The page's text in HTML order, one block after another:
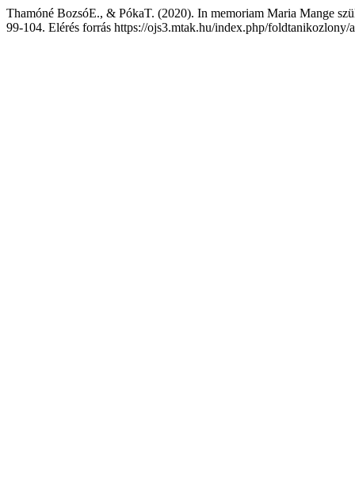
Thamóné BozsóE., & PókaT. (2020). In memoriam Maria Mange
99-104. Elérés forrás https://ojs3.mtak.hu/index.php/foldtanikozlony/